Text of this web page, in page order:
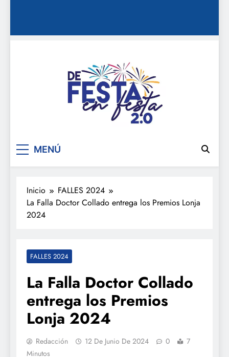
De festa en festa 2.0
MENÚ
Inicio
FALLES 2024
La Falla Doctor Collado entrega los Premios Lonja
2024
FALLES 2024
La Falla Doctor Collado
entrega los Premios
Lonja 2024
Redacción 12 De Junio De 2024 0
7
Minutos